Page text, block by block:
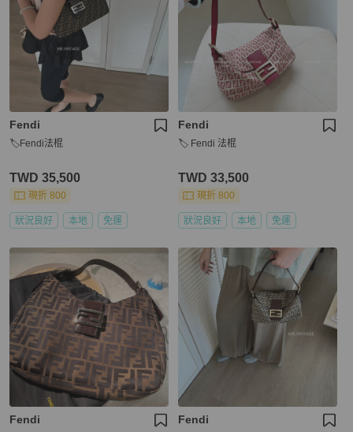
Fendi
🏷Fendi法棍
TWD 35,500
現折 800
狀況良好 本地 免運
Fendi
🏷️ Fendi 法棍
TWD 33,500
現折 800
狀況良好 本地 免運
Fendi Fendi